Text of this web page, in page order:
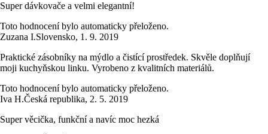
Super dávkovače a velmi elegantní!
Toto hodnocení bylo automaticky přeloženo.
Zuzana I.Slovensko, 1. 9. 2019
Praktické zásobníky na mýdlo a čistící prostředek. Skvěle doplňují
moji kuchyňskou linku. Vyrobeno z kvalitních materiálů.
Toto hodnocení bylo automaticky přeloženo.
Iva H.Česká republika, 2. 5. 2019
Super věcička, funkční a navíc moc hezká